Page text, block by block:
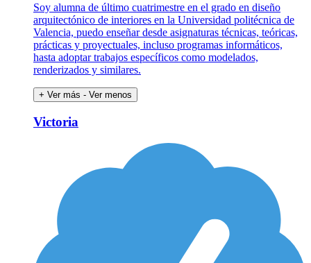
Soy alumna de último cuatrimestre en el grado en diseño
arquitectónico de interiores en la Universidad politécnica de
Valencia, puedo enseñar desde asignaturas técnicas, teóricas,
prácticas y proyectuales, incluso programas informáticos,
hasta adoptar trabajos específicos como modelados,
renderizados y similares.
+ Ver más - Ver menos
Victoria